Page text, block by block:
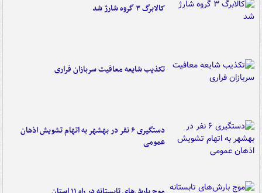
کالابرگ ۳ گروه شارژ شد
تکذیب شایعه معافیت سربازان فراری
دستگیری ۶ نفر در بهشهر به اتهام تشویش اذهان
عمومی